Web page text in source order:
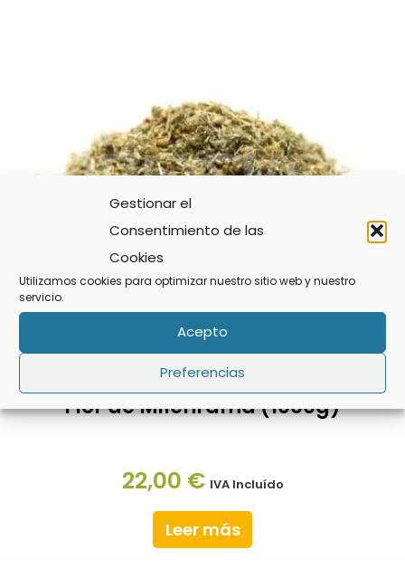
Gestionar el
Consentimiento de las
Cookies
Utilizamos cookies para optimizar nuestro sitio web y nuestro
servicio.
Acepto
Preferencias
AGOTADO
Flor de Milenrama (1000g)
22,00 € IVA Incluído
Leer más